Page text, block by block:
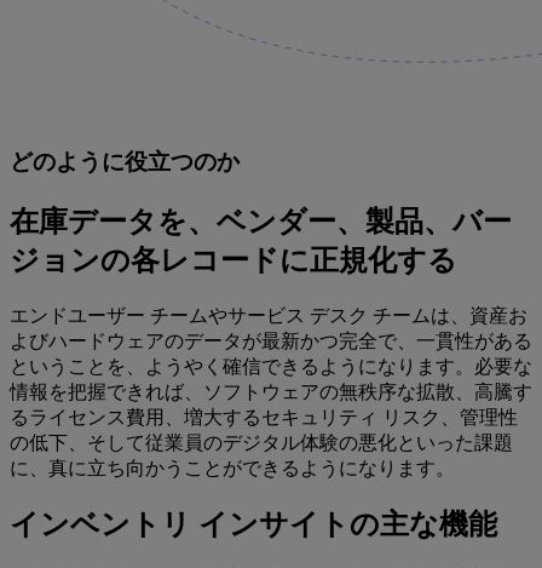
どのように役立つのか
在庫データを、ベンダー、製品、バー
ジョンの各レコードに正規化する
エンドユーザー チームやサービス デスク チームは、資産お
よびハードウェアのデータが最新かつ完全で、一貫性がある
ということを、ようやく確信できるようになります。必要な
情報を把握できれば、ソフトウェアの無秩序な拡散、高騰す
るライセンス費用、増大するセキュリティ リスク、管理性
の低下、そして従業員のデジタル体験の悪化といった課題
に、真に立ち向かうことができるようになります。
インベントリ インサイトの主な機能